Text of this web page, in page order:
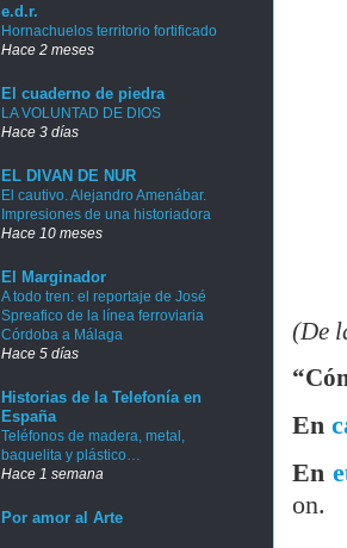
(De
En
En
on.
e.d.r.
Hornachuelos territorio fortificado
Hace 2 meses
El cuaderno de piedra
LA VOLUNTAD DE DIOS
Hace 3 días
EL DIVAN DE NUR
El cautivo. Alejandro Amenábar.
Impresiones de una historiadora
Hace 10 meses
El Marginador
A todo tren: el reportaje de José
Spreafico de la línea ferroviaria
Córdoba a Málaga
Hace 5 días
Historias de la Telefonía en
España
Teléfonos de madera, metal,
baquelita y plástico…
Hace 1 semana
Por amor al Arte